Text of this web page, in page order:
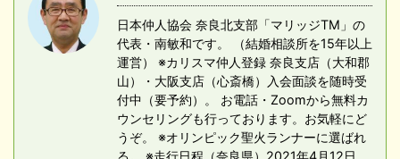
必然 ネクタイははあまり気にしない。 No.3 今まで
のお見合い回数を女性側に聞くこと。 & ...
日本仲人協会 奈良北支部「マリッジTM」の
代表・南敏和です。 （結婚相談所を15年以上
運営） ※カリスマ仲人登録 奈良支店（大和郡
山）・大阪支店（心斎橋）入会面談を随時受
付中（要予約）。 お電話・Zoomから無料カ
ウンセリングも行っております。お気軽にど
うぞ。 ※オリンピック聖火ランナーに選ばれ
る。 ※走行日程（奈良県）2021年4月12日